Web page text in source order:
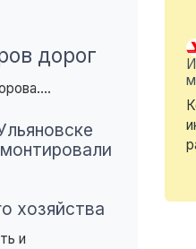
дорог
хозяйства
и